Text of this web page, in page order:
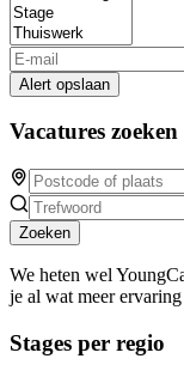
Alert opslaan
Vacatures zoeken
Zoeken
We heten wel
je al wat meer
Stages per regio